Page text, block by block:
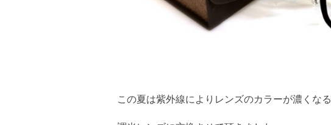
この夏は紫外線によりレンズのカラーが濃くなる